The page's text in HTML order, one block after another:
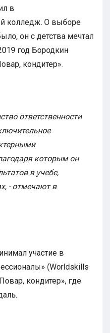
в
колледж. О выборе
он с детства мечтал
год Бородкин
кондитер».
ответственности
которым он
в учебе,
- отмечают в
участие в
(Worldskills
кондитер», где